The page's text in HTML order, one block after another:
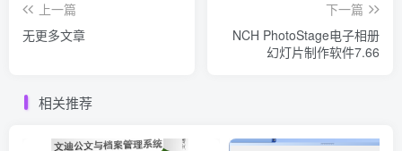
上一篇
无更多文章
下一篇
NCH PhotoStage电子相册
幻灯片制作软件7.66
相关推荐